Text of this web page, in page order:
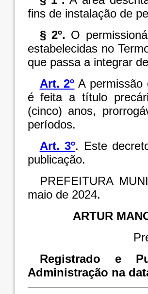
fins de instalação de
§ 2º. O
estabelecidas no
que passa a integrar
Art. 2º A
é feita a título
(cinco) anos,
períodos.
Art. 3º. Este
publicação.
PREFEITURA
maio de 2024.
ARTUR
Registrado e
Administração na